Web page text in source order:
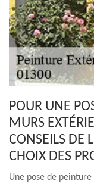
POUR UNE
MURS
CONSEILS DE
CHOIX DES
Une pose de